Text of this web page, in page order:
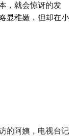
，就会惊讶的发
显稚嫩，但却在小
的阿姨，电视台记